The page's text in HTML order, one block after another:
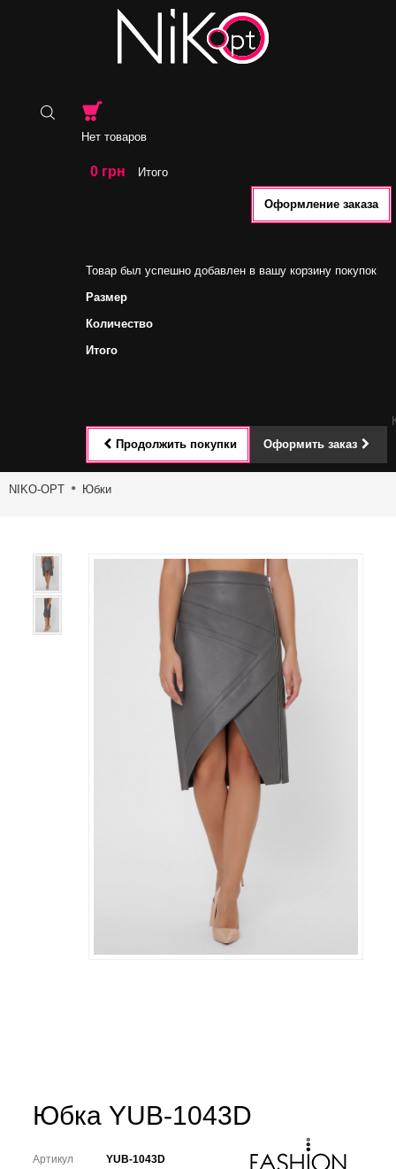
Нет товаров
0 грн Итого
Оформление заказа
Товар был успешно добавлен в вашу корзину покупок
Размер
Количество
Итого
Продолжить покупки Оформить заказ
Toggle
NIKO-OPT Юбки
Юбка YUB-1043D
Артикул
YUB-1043D